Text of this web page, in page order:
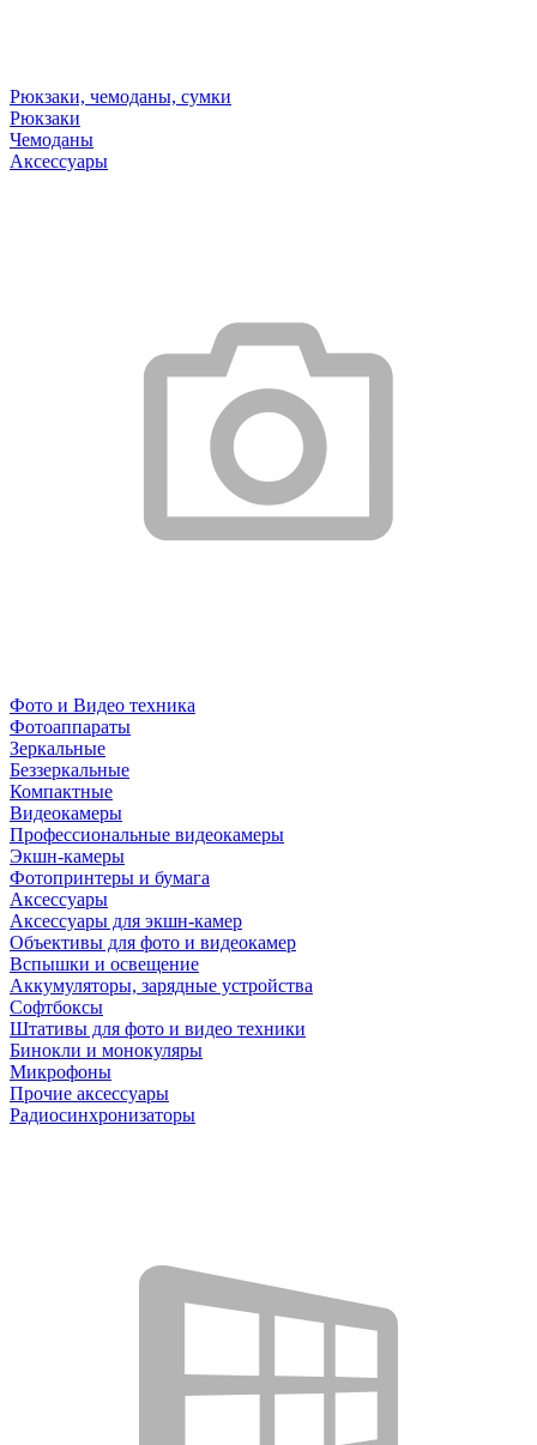
Рюкзаки, чемоданы, сумки
Рюкзаки
Чемоданы
Аксессуары
Фото и Видео техника
Фотоаппараты
Зеркальные
Беззеркальные
Компактные
Видеокамеры
Профессиональные видеокамеры
Экшн-камеры
Фотопринтеры и бумага
Аксессуары
Аксессуары для экшн-камер
Объективы для фото и видеокамер
Вспышки и освещение
Аккумуляторы, зарядные устройства
Софтбоксы
Штативы для фото и видео техники
Бинокли и монокуляры
Микрофоны
Прочие аксессуары
Радиосинхронизаторы